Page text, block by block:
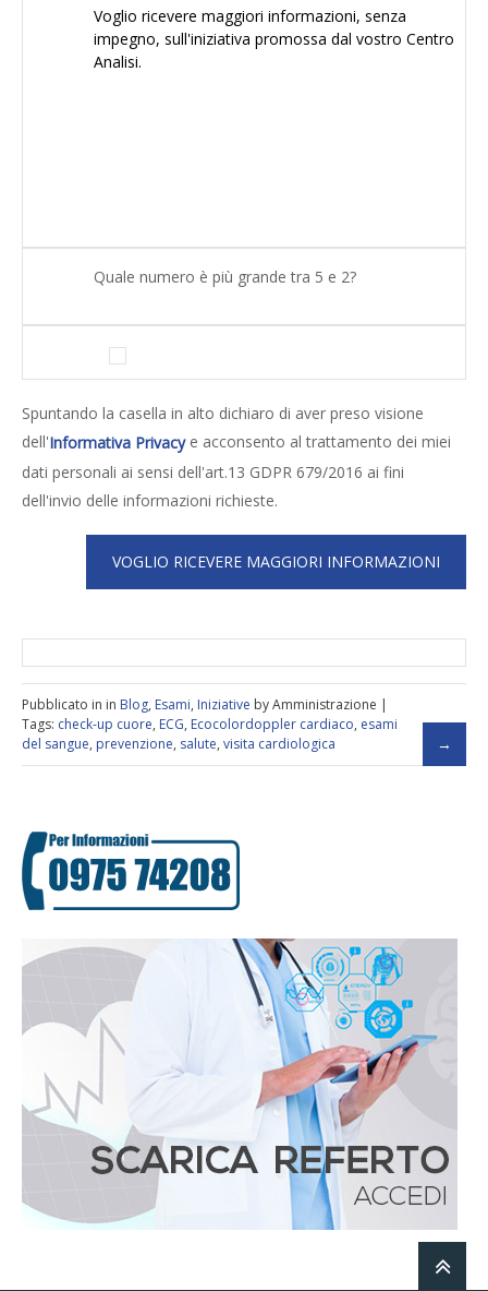
Quale numero è più grande tra 5 e 2?
Spuntando la casella in alto dichiaro di aver preso visione
dell'Informativa Privacye acconsento al trattamento dei miei
dati personali ai sensi dell'art.13 GDPR 679/2016 ai fini
dell'invio delle informazioni richieste.
Pubblicato in in Blog, Esami, Iniziative by Amministrazione |
Tags: check-up cuore, ECG, Ecocolordoppler cardiaco, esami
del sangue, prevenzione, salute, visita cardiologica